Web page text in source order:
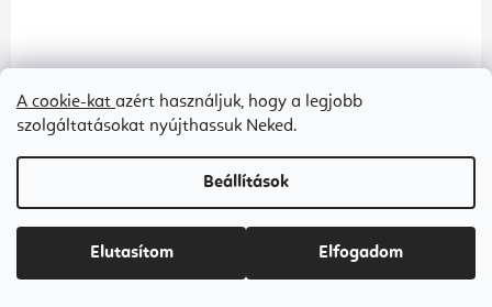
A cookie-kat azért használjuk, hogy a legjobb
szolgáltatásokat nyújthassuk Neked.
Beállítások
Elutasítom Elfogadom
l
Vásárlói vélemények
Összes értékelés